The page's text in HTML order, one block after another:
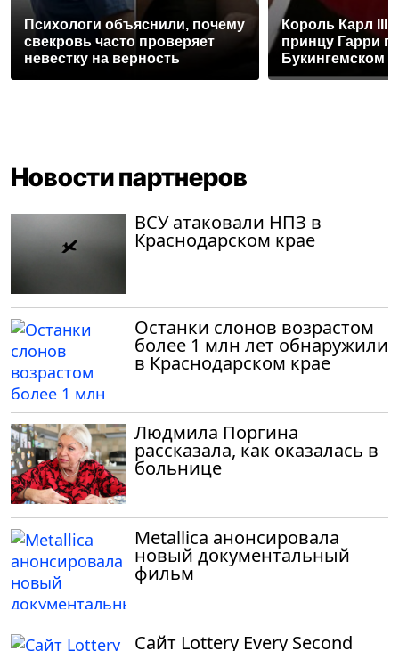
Психологи объяснили, почему
свекровь часто проверяет
невестку на верность
Король Карл III
принцу Гарри
Букингемском
Новости партнеров
ВСУ атаковали НПЗ в
Краснодарском крае
Останки слонов возрастом
более 1 млн лет обнаружили
в Краснодарском крае
Людмила Поргина
рассказала, как оказалась в
больнице
Metallica анонсировала
новый документальный
фильм
Сайт Lottery Every Second